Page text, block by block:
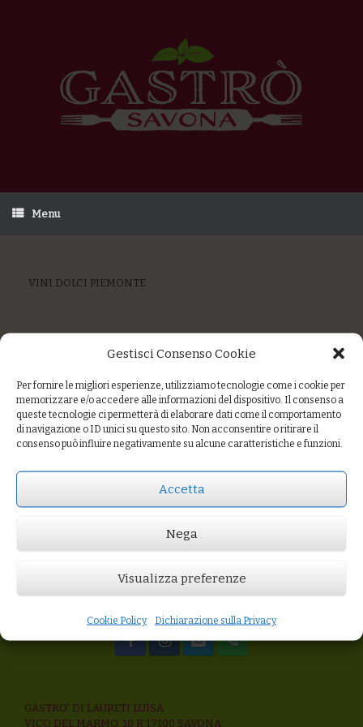
Gestisci Consenso Cookie
Per fornire le migliori esperienze, utilizziamo tecnologie come i cookie per
memorizzare e/o accedere alle informazioni del dispositivo. Il consenso a
queste tecnologie ci permetterà di elaborare dati come il comportamento
di navigazione o ID unici su questo sito. Non acconsentire o ritirare il
consenso può influire negativamente su alcune caratteristiche e funzioni.
Accetta
Nega
Visualizza preferenze
Cookie Policy Dichiarazione sulla Privacy
Menu
VINI DOLCI PIEMONTE
Bera Moscato
2018
€15,00
GASTRO’ DI LAURETI LUISA
VICO DEL MARMO, 10 R 17100 SAVONA